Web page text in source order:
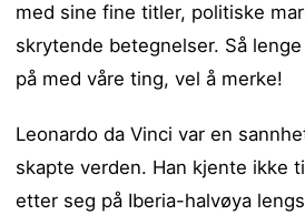
med sine fine titler, politiske
skrytende betegnelser. Så
på med våre ting, vel å merke!
Leonardo da Vinci var en
skapte verden. Han kjente ikke
etter seg på Iberia-halvøya